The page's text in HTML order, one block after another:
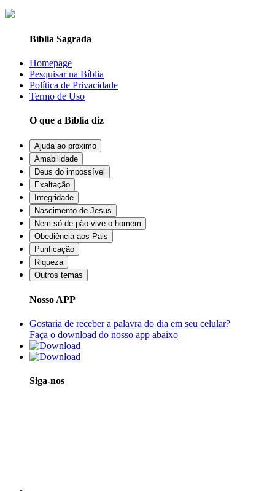
Bíblia Sagrada
Homepage
Pesquisar na Bíblia
Política de Privacidade
Termo de Uso
O que a Bíblia diz
Ajuda ao próximo
Amabilidade
Deus do impossível
Exaltação
Integridade
Nascimento de Jesus
Nem só de pão vive o homem
Obediência aos Pais
Purificação
Riqueza
Outros temas
Nosso APP
Gostaria de receber a palavra do dia em seu celular?
Faça o download do nosso app abaixo
Siga-nos